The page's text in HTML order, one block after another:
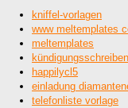
kniffel-vorlagen
www meltemplates
meltemplates
happilycl5
einladung
telefonliste vorlage